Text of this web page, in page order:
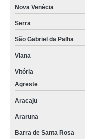
queijomatic 5000 litros
fornecedor de queijomatic
queijomatic 1000 litros
preço de máquina
queijomatic usada comprar
máquina queijomatic
preço de queijomatic São
queijomatic comprar Passo
Nova Venécia
Serra
São Gabriel da Palha
Viana
Vitória
Agreste
Aracaju
Araruna
Barra de Santa Rosa